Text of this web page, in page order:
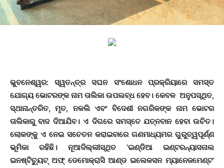
ଭୁବନେଶ୍ୱର: ସ୍ୱତନ୍ତ୍ର ସଘନ ସଂଶୋଧନ ପ୍ରକ୍ରିୟାରେ ସମସ୍ତ
ଯୋଗ୍ୟ ଭୋଟରଙ୍କ ନାମ ତାଲିକା ଉପଲବ୍ଧ ହେବ। କେବଳ ଅନୁପସ୍ଥିତ,
ସ୍ଥାନାନ୍ତରିତ, ମୃତ, ନକଲି ଏବଂ ବିଦେଶୀ ନଗରିକଙ୍କ ନାମ ଭୋଟର
ତାଲିକାରୁ ବାଦ ଦିଆଯିବ। ଏ ଦିଗରେ ସମସ୍ତେ ଯତ୍ନବାନ ହେବା ଉଚିତ।
ଲୋକଙ୍କୁ ଏ ନେଇ ସଚେତନ କରାଇବାରେ ଗଣମାଧ୍ୟମର ଗୁରୁତ୍ୱପୂର୍ଣ୍ଣ
ଭୂମିକା ରହିଛି। ନୂଆଦିଲ୍ଲୀସ୍ଥିତ ‘ଇଣ୍ଡିଆ ଇଣ୍ଟରନ୍ୟାସନାଲ
ଇନଷ୍ଟିଚ୍ୟୁଟ୍ ଅଫ୍ ଡେମୋକ୍ରାସି ଆଣ୍ଡ ଇଲେକସନ ମ୍ୟାନେଜମେଣ୍ଟ’